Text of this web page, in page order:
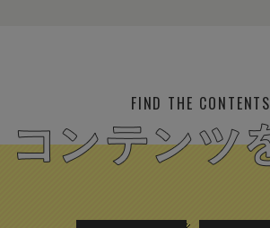
FIND THE CONTENTS